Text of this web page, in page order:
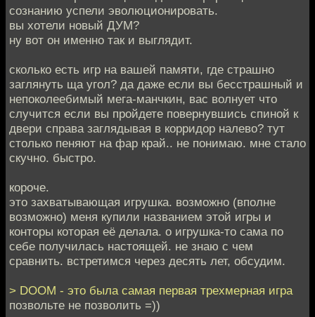
сознанию успели эволюционировать.
вы хотели новый ДУМ?
ну вот он именно так и выглядит.
сколько есть игр на вашей памяти, где страшно
заглянуть ща угол? да даже если вы бесстрашный и
непоколеебимый мега-манчкин, вас волнует что
случится если вы пройдете повернувшись спиной к
двери справа заглядывая в корридор налево? тут
столько пеняют на фар край.. не понимаю. мне стало
скучно. быстро.
короче.
это захватывающая игрушка. возможно (вполне
возможно) меня купили названием этой игры и
конторы которая её делала. о игрушка-то сама по
себе получилась настоящей. не знаю с чем
сравнить. встретимся через десять лет, обсудим.
> DOOM - это была самая первая трехмерная игра
позвольте не позволить =))